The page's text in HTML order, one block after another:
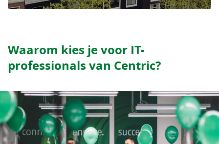
Waarom kies je voor IT-
professionals van Centric?